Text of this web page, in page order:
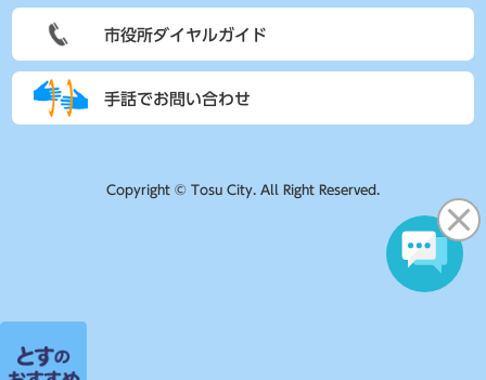
市役所ダイヤルガイド
手話でお問い合わせ
Copyright © Tosu City. All Right Reserved.